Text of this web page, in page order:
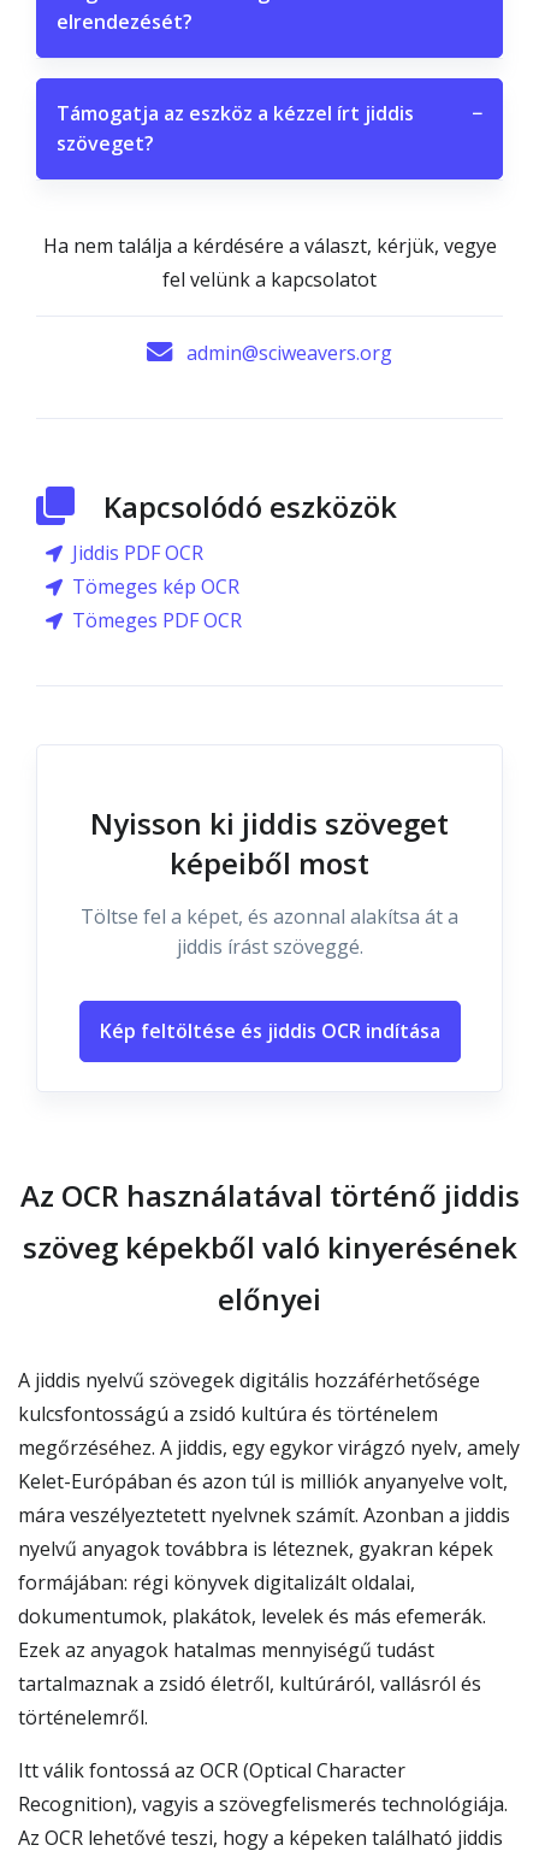
elrendezését?
Támogatja az eszköz a kézzel írt jiddis
szöveget?
−
Ha nem találja a kérdésére a választ, kérjük, vegye
fel velünk a kapcsolatot
admin@sciweavers.org
Kapcsolódó eszközök
Jiddis PDF OCR
Tömeges kép OCR
Tömeges PDF OCR
Nyisson ki jiddis szöveget
képeiből most
Töltse fel a képet, és azonnal alakítsa át a
jiddis írást szöveggé.
Kép feltöltése és jiddis OCR indítása
Az OCR használatával történő jiddis
szöveg képekből való kinyerésének
előnyei
A jiddis nyelvű szövegek digitális hozzáférhetősége
kulcsfontosságú a zsidó kultúra és történelem
megőrzéséhez. A jiddis, egy egykor virágzó nyelv, amely
Kelet-Európában és azon túl is milliók anyanyelve volt,
mára veszélyeztetett nyelvnek számít. Azonban a jiddis
nyelvű anyagok továbbra is léteznek, gyakran képek
formájában: régi könyvek digitalizált oldalai,
dokumentumok, plakátok, levelek és más efemerák.
Ezek az anyagok hatalmas mennyiségű tudást
tartalmaznak a zsidó életről, kultúráról, vallásról és
történelemről.
Itt válik fontossá az OCR (Optical Character
Recognition), vagyis a szövegfelismerés technológiája.
Az OCR lehetővé teszi, hogy a képeken található jiddis